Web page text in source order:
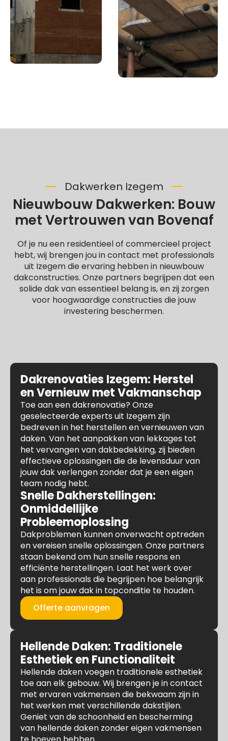
Dakwerken Izegem
Nieuwbouw Dakwerken: Bouw
met Vertrouwen van Bovenaf
Of je nu een residentieel of commercieel project
hebt, wij brengen jou in contact met professionals
uit Izegem die ervaring hebben in nieuwbouw
dakconstructies. Onze partners begrijpen dat een
solide dak van essentieel belang is, en zij zorgen
voor hoogwaardige constructies die jouw
investering beschermen.
Dakrenovaties Izegem: Herstel
en Vernieuw met Vakmanschap
Toe aan een dakrenovatie? Onze
geselecteerde experts uit Izegem zijn
bedreven in het herstellen en vernieuwen van
daken. Van het aanpakken van lekkages tot
het vervangen van dakbedekking, zij bieden
effectieve oplossingen die de levensduur van
jouw dak verlengen zonder dat je een eigen
team nodig hebt.
Snelle Dakherstellingen:
Onmiddellijke
Probleemoplossing
Dakproblemen kunnen onverwacht optreden
en vereisen snelle oplossingen. Onze partners
staan bekend om hun snelle respons en
efficiënte herstellingen. Laat het werk over
aan professionals die begrijpen hoe belangrijk
het is om jouw dak in topconditie te houden.
Offerte aanvragen
Hellende Daken: Traditionele
Esthetiek en Functionaliteit
Hellende daken voegen traditionele esthetiek
toe aan elk gebouw. Wij brengen je in contact
met ervaren vakmensen die bekwaam zijn in
het werken met verschillende dakstijlen.
Geniet van de schoonheid en bescherming
van hellende daken zonder eigen vakmensen